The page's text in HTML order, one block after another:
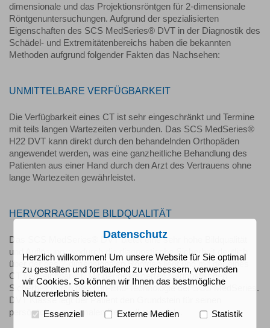
dimensionale und das Projektionsröntgen für 2-dimensionale
Röntgenuntersuchungen. Aufgrund der spezialisierten
Eigenschaften des SCS MedSeries® DVT in der Diagnostik des
Schädel- und Extremitätenbereichs haben die bekannten
Methoden aufgrund folgender Fakten das Nachsehen:
UNMITTELBARE VERFÜGBARKEIT
Die Verfügbarkeit eines CT ist sehr eingeschränkt und Termine
mit teils langen Wartezeiten verbunden. Das SCS MedSeries®
H22 DVT kann direkt durch den behandelnden Orthopäden
angewendet werden, was eine ganzheitliche Behandlung des
Patienten aus einer Hand durch den Arzt des Vertrauens ohne
lange Wartezeiten gewährleistet.
HERVORRAGENDE BILDQUALITÄT
Das SCS MedSeries® DVT bietet eine sehr hohe Bildqualität
und Auflösung, wodurch die diagnostische Sicherheit deutlich
über der des 2-dimensionalen Röntgen liegt und mit der eines
CT vergleichbar ist. Mit der gesteigerten diagnostischen
Sicherheit durch die High-End-Technologie der SCS MedSeries.
DVT Klasse legt der Patient den Grundstein für seinen
persönlichen maximalen Behandlungserfolg.
Datenschutz
Herzlich willkommen! Um unsere Website für Sie optimal
zu gestalten und fortlaufend zu verbessern, verwenden
wir Cookies. So können wir Ihnen das bestmögliche
Nutzererlebnis bieten.
Essenziell Externe Medien Statistik